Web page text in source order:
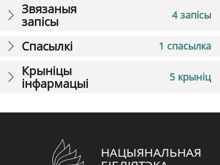
4 запісы
Звязаныя
запісы
1 спасылка
Спасылкі
5 крыніц
Крыніцы
інфармацыі